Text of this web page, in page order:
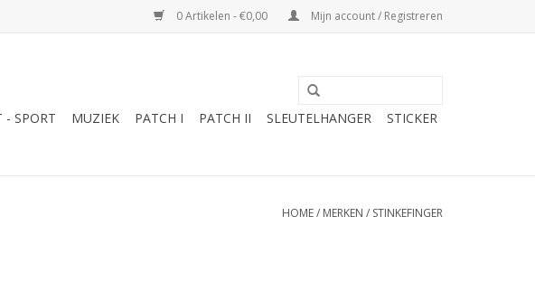
0 Artikelen - €0,00 Mijn account / Registreren
- SPORT MUZIEK PATCH I PATCH II SLEUTELHANGER STICKER
HOME/ MERKEN / STINKEFINGER